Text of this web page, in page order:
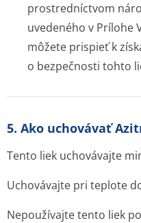
prostredníctvom
uvedeného v Prílohe
môžete prispieť k
o bezpečnosti tohto
5. Ako uchovávať
Tento liek uchovávajte
Uchovávajte pri teplote
Nepoužívajte tento liek